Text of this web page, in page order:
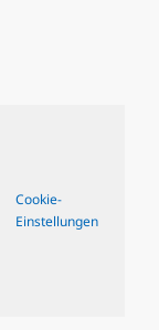
Cookie-
Einstellungen